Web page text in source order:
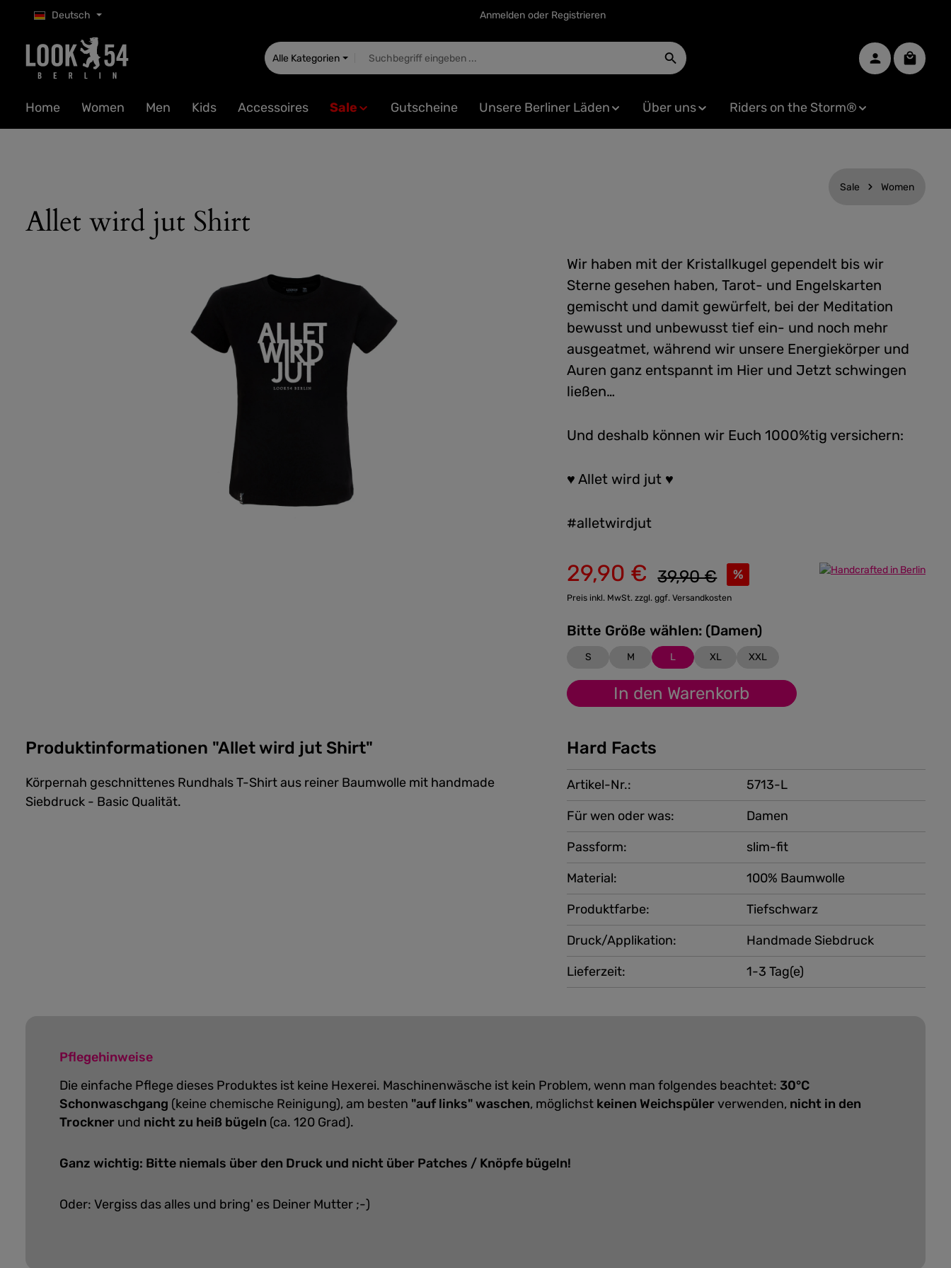
Hauptinhalt springen
Zur Suche springen
Zur Hauptnavigation springen Anmelden oder Registrieren
Deutsch
Alle Kategorien
Home Women Men Kids Accessoires Sale Gutscheine Unsere Berliner Läden Über uns Riders on the Storm®
Sale Women
Allet wird jut Shirt
Wir haben mit der Kristallkugel gependelt bis wir
Sterne gesehen haben, Tarot- und Engelskarten
gemischt und damit gewürfelt, bei der Meditation
bewusst und unbewusst tief ein- und noch mehr
ausgeatmet, während wir unsere Energiekörper und
Auren ganz entspannt im Hier und Jetzt schwingen
ließen…
Und deshalb können wir Euch 1000%tig versichern:
♥ Allet wird jut ♥
#alletwirdjut
Verkaufspreis:
29,90 € %
Regulärer Preis:
39,90 €
Preis inkl. MwSt. zzgl. ggf. Versandkosten
Bitte Größe wählen: (Damen)
S M L XL XXL
In den Warenkorb
Produktinformationen "Allet wird jut Shirt"
Körpernah geschnittenes Rundhals T-Shirt aus reiner Baumwolle mit handmade
Siebdruck - Basic Qualität.
Hard Facts
Artikel-Nr.:
5713-L
Für wen oder was:
Damen
Produktfarbe:
Tiefschwarz
Druck/Applikation:
Handmade Siebdruck
Passform:
slim-fit
Material:
100% Baumwolle
Lieferzeit: 1-3 Tag(e)
Pflegehinweise
Die einfache Pflege dieses Produktes ist keine Hexerei. Maschinenwäsche ist kein Problem, wenn man folgendes beachtet: 30°C
Schonwaschgang (keine chemische Reinigung), am besten "auf links" waschen, möglichst keinen Weichspülerverwenden, nicht in den
Trockner und nicht zu heiß bügeln (ca. 120 Grad).
Ganz wichtig: Bitte niemals über den Druck und nicht über Patches / Knöpfe bügeln!
Oder: Vergiss das alles und bring' es Deiner Mutter ;-)